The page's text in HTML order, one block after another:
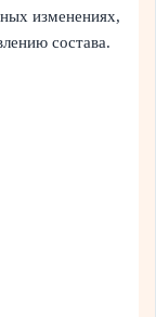
изменениях,
состава.